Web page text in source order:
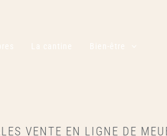
La cantine Bien-être
VENTE EN LIGNE DE